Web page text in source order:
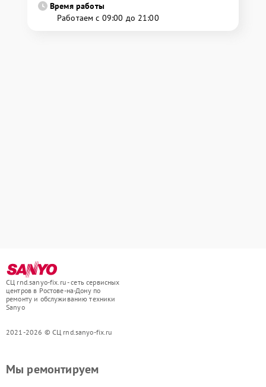
Время работы
Работаем с 09:00 до 21:00
СЦ rnd.sanyo-fix.ru - сеть сервисных
центров в Ростове-на-Дону по
ремонту и обслуживанию техники
Sanyo
2021-2026 © СЦ rnd.sanyo-fix.ru
Мы ремонтируем